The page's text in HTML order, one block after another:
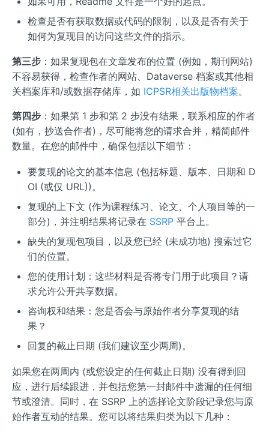
检查是否有获取数据或代码的限制，以及是否有关于
如何为复现目的访问这些文件的指示。
第三步 ：如果复现包在文章发布的位置 (例如，期刊网站)
不容易获得，检查作者的网站、Dataverse 档案或其他相
关档案库和/或数据存储库，如 ICPSR相关出版物档案。
第四步 ：如果第 1 步和第 2 步没有结果，联系相应的作者
(如有，抄送合作者)，尽可能将您的请求合并，精简邮件
数量。在您的邮件中，确保包括以下细节：
要复现的论文的基本信息 (包括标题、版本、日期和 D
OI (或仅 URL))。
复现的上下文 (作为课程练习、论文、个人项目等的一
部分)，并注明结果将记录在 SSRP平台上。
缺失的复现包项目，以及您已经 (未成功地) 搜索过它
们的位置。
您的使用计划：这些材料是否将专门用于此项目？请
求允许公开共享数据。
咨询权和结果：您是否会与原始作者分享复现的结
果？
回复的截止日期 (我们建议至少两周)。
如果您在两周内 (或您设定的任何截止日期) 没有得到回
应，进行后续跟进，并包括您第一封邮件中遗漏的任何细
节或澄清。同时，在 SSRP 上的选择论文阶段记录您与原
始作者互动的结果。您可以将结果归类为以下几种：